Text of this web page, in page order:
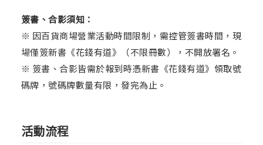
簽書、合影須知：
※ 因百貨商場營業活動時間限制，需控管簽書時間，現
場僅簽新書《花錢有道》（不限冊數），不開放署名。
※ 簽書、合影皆需於報到時憑新書《花錢有道》領取號
碼牌，號碼牌數量有限，發完為止。
活動流程